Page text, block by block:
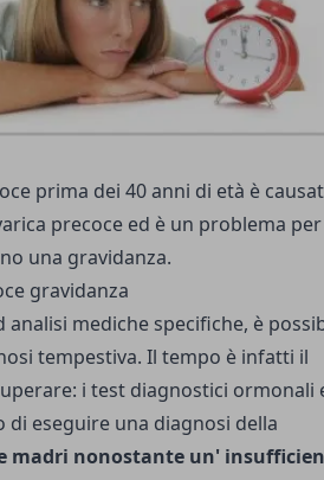
prima dei 40 anni di età è
precoce ed è un problema
una gravidanza.
analisi mediche specifiche, è
tempestiva. Il tempo è infatti il
i test diagnostici ormonali
di eseguire una diagnosi della
madri nonostante un'